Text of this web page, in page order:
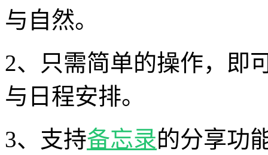
与自然。
2、只需简单的操作，即
与日程安排。
3、支持备忘录的分享功